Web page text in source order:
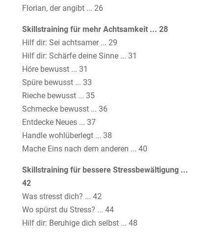
Florian, der angibt ... 26
Skillstraining für mehr Achtsamkeit ... 28
Hilf dir: Sei achtsamer ... 29
Hilf dir: Schärfe deine Sinne ... 31
Höre bewusst ... 31
Spüre bewusst ... 33
Rieche bewusst ... 35
Schmecke bewusst ... 36
Entdecke Neues ... 37
Handle wohlüberlegt ... 38
Mache Eins nach dem anderen ... 40
Skillstraining für bessere Stressbewältigung ...
42
Was stresst dich? ... 42
Wo spürst du Stress? ... 44
Hilf dir: Beruhige dich selbst ... 48